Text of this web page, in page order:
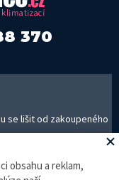
370
se lišit od zakoupeného
obsahu a reklam,